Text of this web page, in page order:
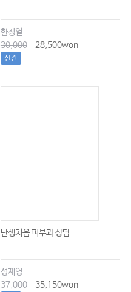
한정열
30,000
28,500won
신간
난생처음 피부과 상담
성재영
37,000
35,150won